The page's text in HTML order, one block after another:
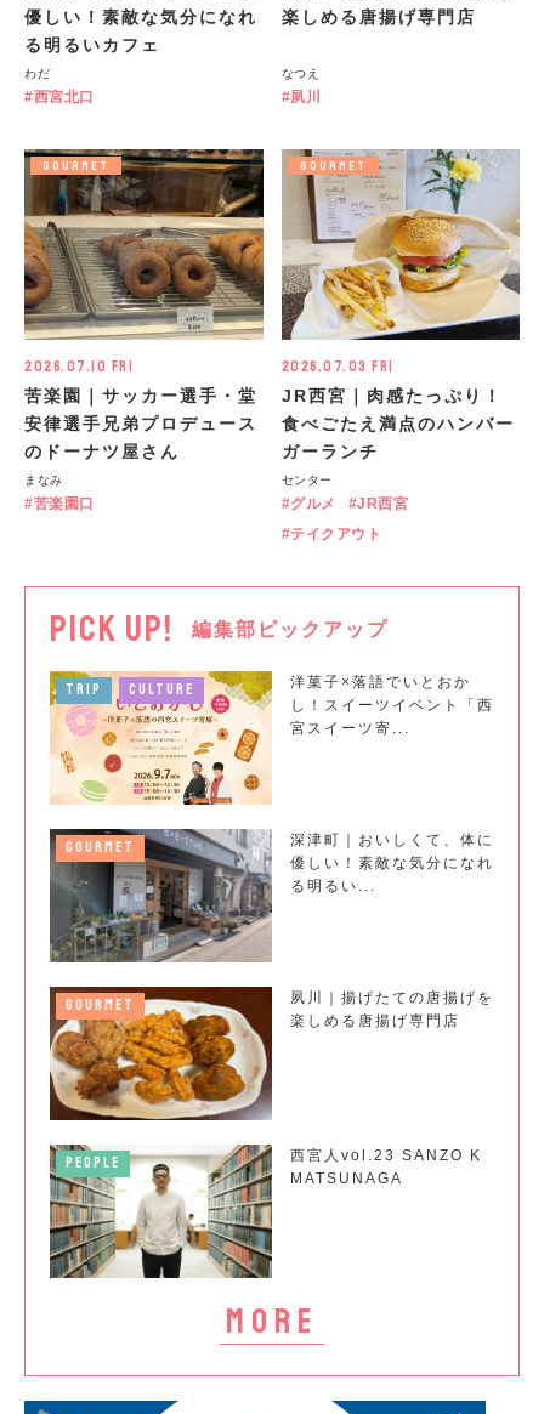
優しい！素敵な気分になれ
る明るいカフェ
わだ
西宮北口
楽しめる唐揚げ専門店
なつえ
夙川
GOURMET
2026.07.10 Fri
苦楽園｜サッカー選手・堂
安律選手兄弟プロデュース
のドーナツ屋さん
まなみ
苦楽園口
GOURMET
2026.07.03 Fri
JR西宮｜肉感たっぷり！
食べごたえ満点のハンバー
ガーランチ
センター
グルメ
JR西宮
テイクアウト
PICK UP! 編集部ピックアップ
more
TRIP CULTURE
洋菓子×落語でいとおか
し！スイーツイベント「西
宮スイーツ寄...
GOURMET
深津町｜おいしくて、体に
優しい！素敵な気分になれ
る明るい...
GOURMET
夙川｜揚げたての唐揚げを
楽しめる唐揚げ専門店
PEOPLE
西宮人vol.23 SANZO K
MATSUNAGA